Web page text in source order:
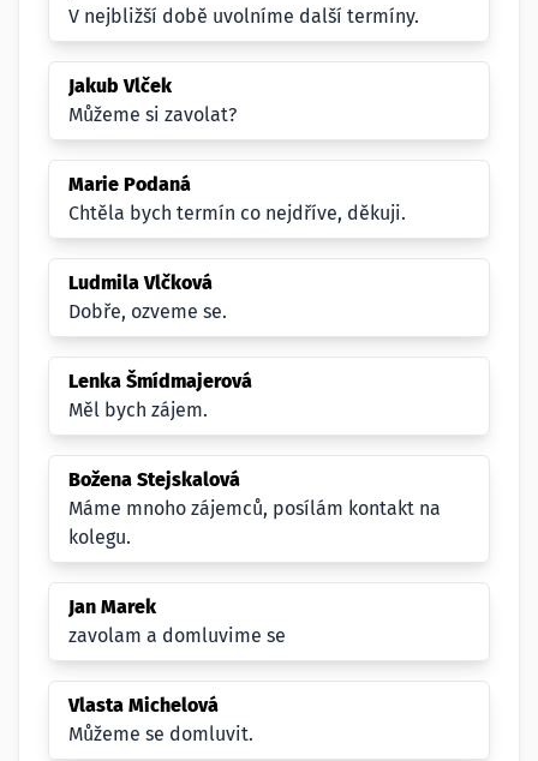
V nejbližší době uvolníme další termíny.
Jakub Vlček
Můžeme si zavolat?
Marie Podaná
Chtěla bych termín co nejdříve, děkuji.
Ludmila Vlčková
Dobře, ozveme se.
Lenka Šmídmajerová
Měl bych zájem.
Božena Stejskalová
Máme mnoho zájemců, posílám kontakt na
kolegu.
Jan Marek
zavolam a domluvime se
Vlasta Michelová
Můžeme se domluvit.